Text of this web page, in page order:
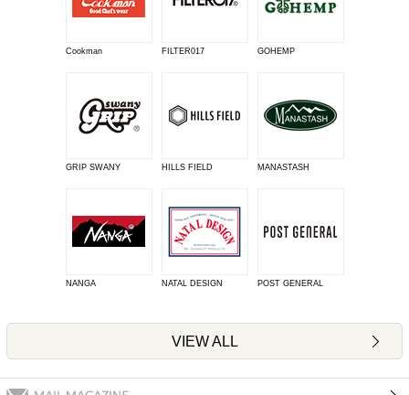
Cookman FILTER017 GOHEMP
GRIP SWANY HILLS FIELD MANASTASH
NANGA NATAL DESIGN POST GENERAL
VIEW ALL